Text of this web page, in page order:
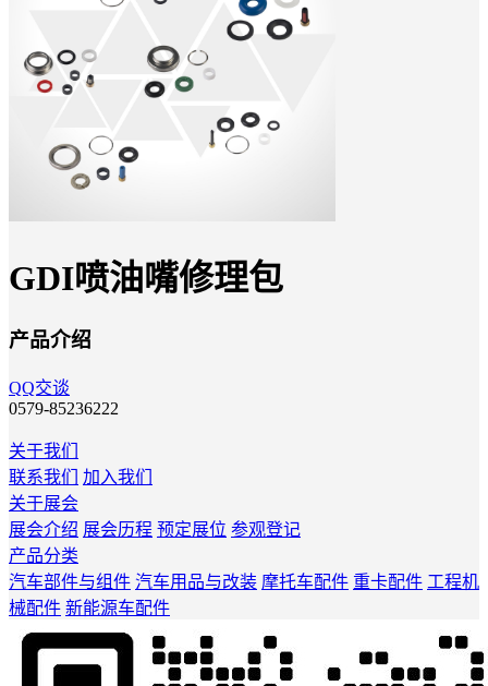
GDI喷油嘴修理包
产品介绍
QQ交谈
0579-85236222
关于我们
联系我们
加入我们
关于展会
展会介绍 展会历程 预定展位 参观登记
产品分类
汽车部件与组件 汽车用品与改装 摩托车配件 重卡配件 工程机
械配件 新能源车配件